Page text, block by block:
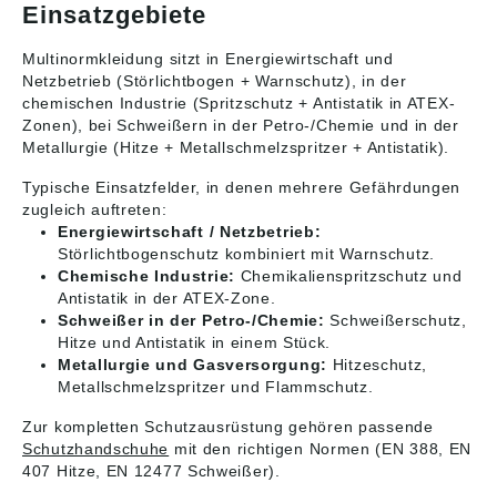
Einsatzgebiete
Multinormkleidung sitzt in Energiewirtschaft und
Netzbetrieb (Störlichtbogen + Warnschutz), in der
chemischen Industrie (Spritzschutz + Antistatik in ATEX-
Zonen), bei Schweißern in der Petro-/Chemie und in der
Metallurgie (Hitze + Metallschmelzspritzer + Antistatik).
Typische Einsatzfelder, in denen mehrere Gefährdungen
zugleich auftreten:
Energiewirtschaft / Netzbetrieb:
Störlichtbogenschutz kombiniert mit Warnschutz.
Chemische Industrie: Chemikalienspritzschutz und
Antistatik in der ATEX-Zone.
Schweißer in der Petro-/Chemie: Schweißerschutz,
Hitze und Antistatik in einem Stück.
Metallurgie und Gasversorgung: Hitzeschutz,
Metallschmelzspritzer und Flammschutz.
Zur kompletten Schutzausrüstung gehören passende
Schutzhandschuhe mit den richtigen Normen (EN 388, EN
407 Hitze, EN 12477 Schweißer).